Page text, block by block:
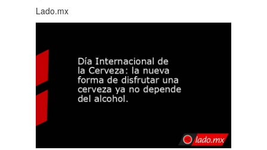
Lado.mx